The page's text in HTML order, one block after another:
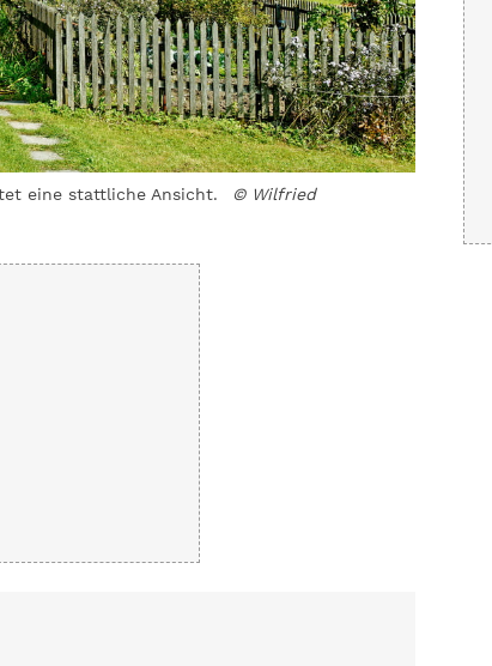
eine stattliche Ansicht.
© Wilfried
Die
Wilfried